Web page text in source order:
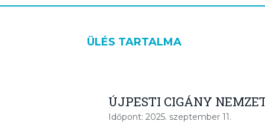
ÜLÉS TARTALMA
ÚJPESTI CIGÁNY
Időpont: 2025. szeptember 11.